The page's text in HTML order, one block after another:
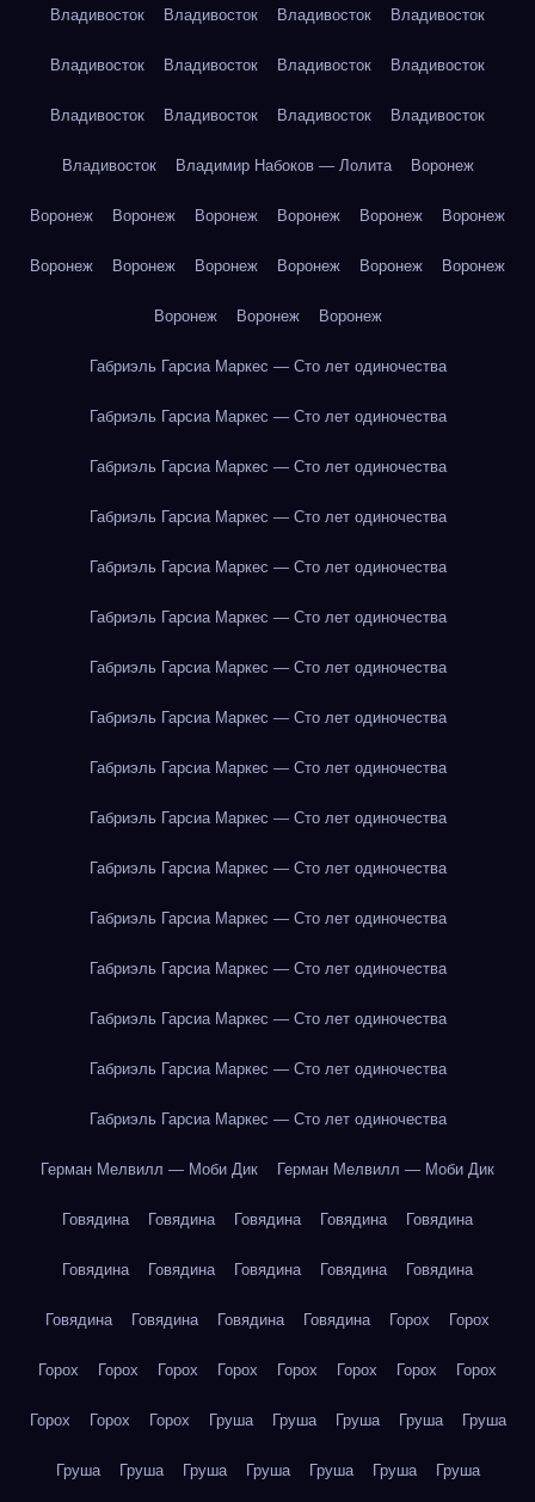
Владивосток Владивосток Владивосток Владивосток
Владивосток Владивосток Владивосток Владивосток
Владивосток Владивосток Владивосток Владивосток
Владивосток Владимир Набоков — Лолита Воронеж
Воронеж Воронеж Воронеж Воронеж Воронеж Воронеж
Воронеж Воронеж Воронеж Воронеж Воронеж Воронеж
Воронеж Воронеж Воронеж
Габриэль Гарсиа Маркес — Сто лет одиночества
Габриэль Гарсиа Маркес — Сто лет одиночества
Габриэль Гарсиа Маркес — Сто лет одиночества
Габриэль Гарсиа Маркес — Сто лет одиночества
Габриэль Гарсиа Маркес — Сто лет одиночества
Габриэль Гарсиа Маркес — Сто лет одиночества
Габриэль Гарсиа Маркес — Сто лет одиночества
Габриэль Гарсиа Маркес — Сто лет одиночества
Габриэль Гарсиа Маркес — Сто лет одиночества
Габриэль Гарсиа Маркес — Сто лет одиночества
Габриэль Гарсиа Маркес — Сто лет одиночества
Габриэль Гарсиа Маркес — Сто лет одиночества
Габриэль Гарсиа Маркес — Сто лет одиночества
Габриэль Гарсиа Маркес — Сто лет одиночества
Габриэль Гарсиа Маркес — Сто лет одиночества
Габриэль Гарсиа Маркес — Сто лет одиночества
Герман Мелвилл — Моби Дик Герман Мелвилл — Моби Дик
Говядина Говядина Говядина Говядина Говядина
Говядина Говядина Говядина Говядина Говядина
Говядина Говядина Говядина Говядина Горох Горох
Горох Горох Горох Горох Горох Горох Горох Горох
Горох Горох Горох Груша Груша Груша Груша Груша
Груша Груша Груша Груша Груша Груша Груша